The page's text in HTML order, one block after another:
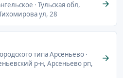
· Тульская обл,
ул, 28
типа Арсеньево ·
р-н, Арсеньево рп,